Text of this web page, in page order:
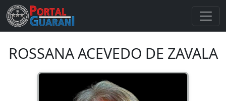
ROSSANA ACEVEDO DE ZAVALA